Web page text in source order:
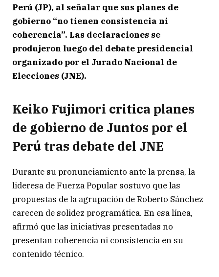
Perú (JP), al señalar que sus planes de
gobierno “no tienen consistencia ni
coherencia”. Las declaraciones se
produjeron luego del debate presidencial
organizado por el Jurado Nacional de
Elecciones (JNE).
Keiko Fujimori critica planes
de gobierno de Juntos por el
Perú tras debate del JNE
Durante su pronunciamiento ante la prensa, la
lideresa de Fuerza Popular sostuvo que las
propuestas de la agrupación de Roberto Sánchez
carecen de solidez programática. En esa línea,
afirmó que las iniciativas presentadas no
presentan coherencia ni consistencia en su
contenido técnico.